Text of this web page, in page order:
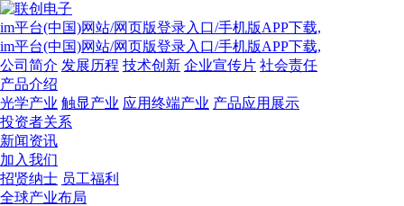
im平台(中国)网站/网页版登录入口/手机版APP下载,
im平台(中国)网站/网页版登录入口/手机版APP下载,
公司简介 发展历程 技术创新 企业宣传片 社会责任
产品介绍
光学产业 触显产业 应用终端产业 产品应用展示
投资者关系
新闻资讯
加入我们
招贤纳士 员工福利
全球产业布局